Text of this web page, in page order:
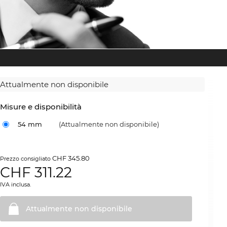
Attualmente non disponibile
Misure e disponibilità
54 mm (Attualmente non disponibile)
Prezzo consigliatoCHF 345.80
CHF311.22
IVA inclusa.
Attualmente non disponibile